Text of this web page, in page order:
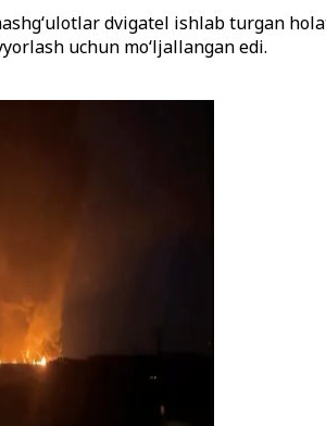
dvigatel ishlab turgan
uchun mo‘ljallangan edi.